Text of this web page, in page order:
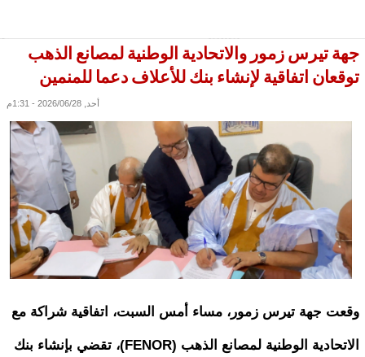
جهة تيرس زمور والاتحادية الوطنية لمصانع الذهب
توقعان اتفاقية لإنشاء بنك للأعلاف دعما للمنمين
أحد, 2026/06/28 - 1:31م
وقعت جهة تيرس زمور، مساء أمس السبت، اتفاقية شراكة مع
الاتحادية الوطنية لمصانع الذهب (FENOR)، تقضي بإنشاء بنك